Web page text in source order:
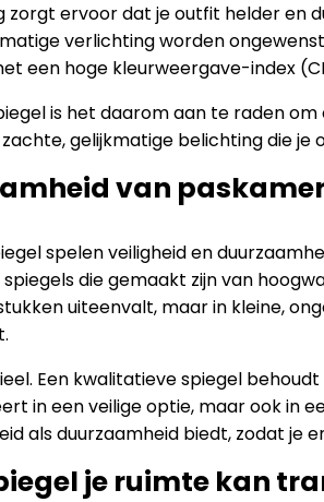
zorgt ervoor dat je outfit helder en
verlichting worden
een hoge kleurweergave-index
is het daarom aan te raden
gelijkmatige belichting die
van
spelen veiligheid en
die gemaakt zijn van
uiteenvalt, maar in kleine,
Een kwalitatieve spiegel
in een veilige optie, maar ook in
als duurzaamheid biedt, zodat je
je ruimte kan